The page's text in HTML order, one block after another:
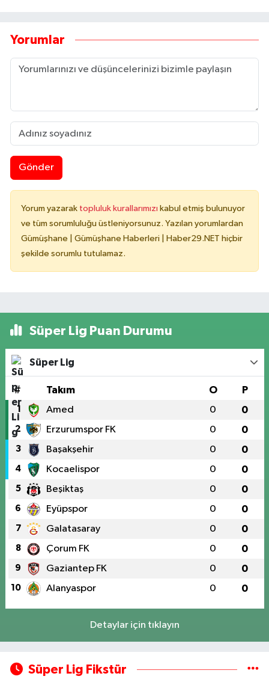
Yorumlar
Gönder
Yorum yazarak topluluk kurallarımızı kabul etmiş bulunuyor
ve tüm sorumluluğu üstleniyorsunuz. Yazılan yorumlardan
Gümüşhane | Gümüşhane Haberleri | Haber29.NET hiçbir
şekilde sorumlu tutulamaz.
Süper Lig Puan Durumu
Süper Lig
# Takım O P
1 Amed 0 0
2 Erzurumspor FK 0 0
3 Başakşehir 0 0
4 Kocaelispor 0 0
5 Beşiktaş 0 0
6 Eyüpspor 0 0
7 Galatasaray 0 0
8 Çorum FK 0 0
9 Gaziantep FK 0 0
10 Alanyaspor 0 0
Detaylar için tıklayın
Süper Lig Fikstür